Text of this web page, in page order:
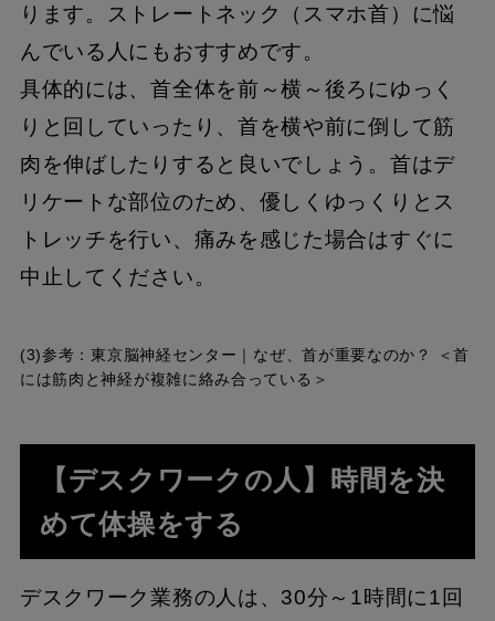
ります。ストレートネック（スマホ首）に悩
んでいる人にもおすすめです。
具体的には、首全体を前～横～後ろにゆっく
りと回していったり、首を横や前に倒して筋
肉を伸ばしたりすると良いでしょう。首はデ
リケートな部位のため、優しくゆっくりとス
トレッチを行い、痛みを感じた場合はすぐに
中止してください。
(3)参考：東京脳神経センター｜なぜ、首が重要なのか？ ＜首
には筋肉と神経が複雑に絡み合っている＞
【デスクワークの人】時間を決
めて体操をする
デスクワーク業務の人は、30分～1時間に1回